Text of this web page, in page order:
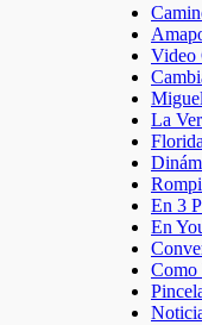
Video
La
En 3
En
Como